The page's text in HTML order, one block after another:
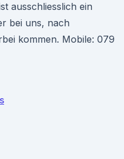
ausschliesslich ein
bei uns, nach
kommen. Mobile: 079